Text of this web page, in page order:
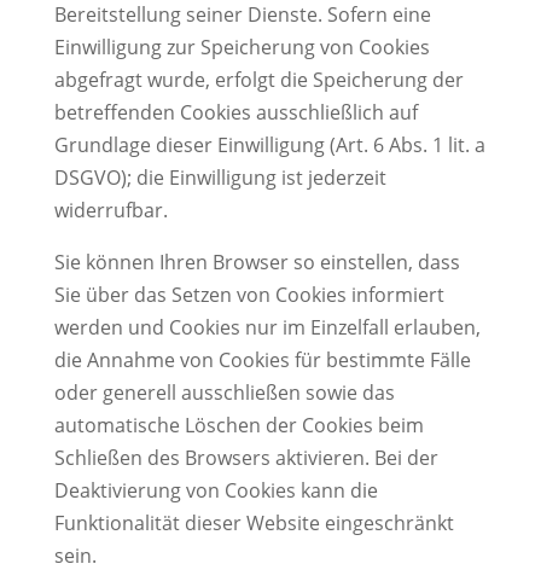
Bereitstellung seiner Dienste. Sofern eine
Einwilligung zur Speicherung von Cookies
abgefragt wurde, erfolgt die Speicherung der
betreffenden Cookies ausschließlich auf
Grundlage dieser Einwilligung (Art. 6 Abs. 1 lit. a
DSGVO); die Einwilligung ist jederzeit
widerrufbar.
Sie können Ihren Browser so einstellen, dass
Sie über das Setzen von Cookies informiert
werden und Cookies nur im Einzelfall erlauben,
die Annahme von Cookies für bestimmte Fälle
oder generell ausschließen sowie das
automatische Löschen der Cookies beim
Schließen des Browsers aktivieren. Bei der
Deaktivierung von Cookies kann die
Funktionalität dieser Website eingeschränkt
sein.